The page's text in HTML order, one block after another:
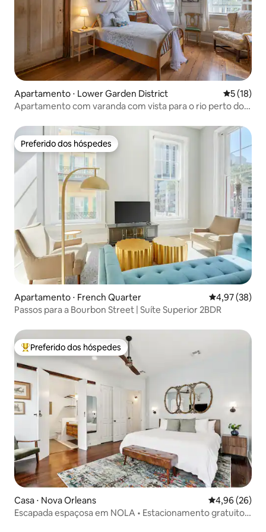
Apartamento ⋅ Lower Garden District 5 de uma
5 (18)
Apartamento com varanda com vista para o rio perto do
Preferido dos hóspedes
Preferido dos hóspedes
Apartamento ⋅ French Quarter 4,97 de uma
4,97 (38)
Passos para a Bourbon Street | Suíte Superior 2BDR
Entre os melhores preferidos dos hóspedes
Preferido dos hóspedes
Casa ⋅ Nova Orleans 4,96 de uma
4,96 (26)
Escapada espaçosa em NOLA • Estacionamento gratuito •